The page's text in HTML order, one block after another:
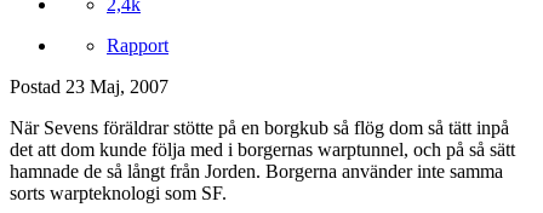
2,4k
Rapport
Postad 23 Maj, 2007
När Sevens föräldrar stötte på en borgkub så flög dom så tätt inpå
det att dom kunde följa med i borgernas warptunnel, och på så sätt
hamnade de så långt från Jorden. Borgerna använder inte samma
sorts warpteknologi som SF.